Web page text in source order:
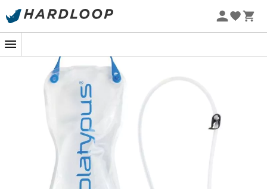
Zomeraanbiedingen 🔥 -5% EXTRA vanaf 2 producten* met